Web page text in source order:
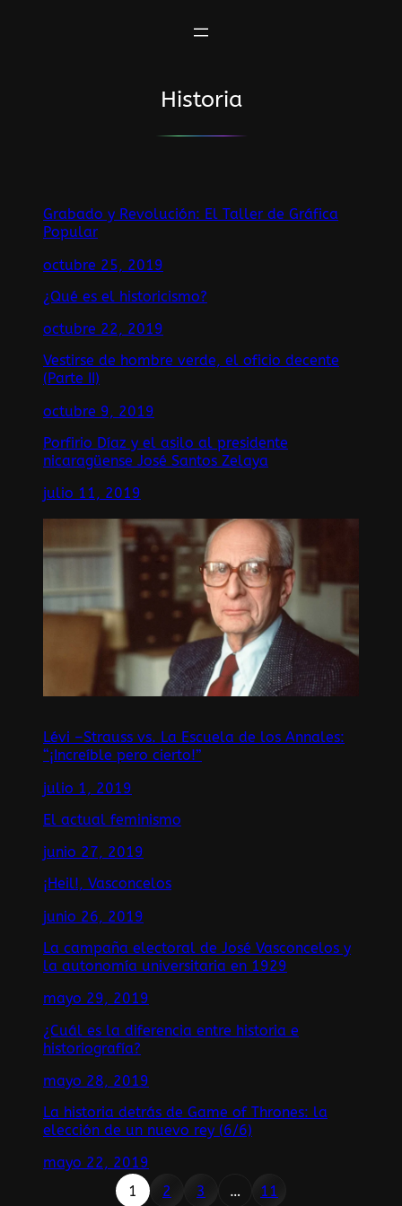
Historia
Grabado y Revolución: El Taller de Gráfica
Popular
octubre 25, 2019
¿Qué es el historicismo?
octubre 22, 2019
Vestirse de hombre verde, el oficio decente
(Parte II)
octubre 9, 2019
Porfirio Díaz y el asilo al presidente
nicaragüense José Santos Zelaya
julio 11, 2019
Lévi –Strauss vs. La Escuela de los Annales:
“¡Increíble pero cierto!”
julio 1, 2019
El actual feminismo
junio 27, 2019
¡Heil!, Vasconcelos
junio 26, 2019
La campaña electoral de José Vasconcelos y
la autonomía universitaria en 1929
mayo 29, 2019
¿Cuál es la diferencia entre historia e
historiografía?
mayo 28, 2019
La historia detrás de Game of Thrones: la
elección de un nuevo rey (6/6)
mayo 22, 2019
1
2 3 … 11